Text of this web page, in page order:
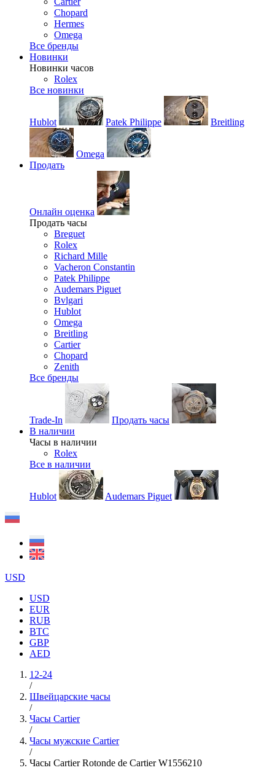
Chopard
Hermes
Omega
Все бренды
Новинки
Новинки часов
Rolex
Все новинки
Hublot Patek Philippe Breitling
Omega
Продать
Онлайн оценка
Продать часы
Breguet
Rolex
Richard Mille
Vacheron Constantin
Patek Philippe
Audemars Piguet
Bvlgari
Hublot
Omega
Breitling
Cartier
Chopard
Zenith
Все бренды
Trade-In
Продать часы
В наличии
Часы в наличии
Rolex
Все в наличии
Hublot Audemars Piguet
USD
USD
EUR
RUB
BTC
GBP
AED
12-24
/
Швейцарские часы
/
Часы Cartier
/
Часы мужские Cartier
/
Часы Cartier Rotonde de Cartier W1556210